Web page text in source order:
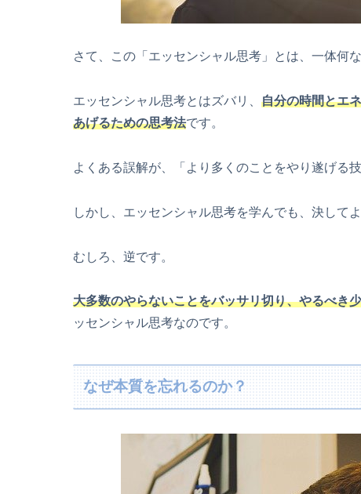
さて、この「エッセンシャル思考」とは、一体何
エッセンシャル思考とはズバリ、 自分の時間とエ
あげるための思考法です。
よくある誤解が、「より多くのことをやり遂げる
しかし、エッセンシャル思考を学んでも、決して
むしろ、逆です。
大多数のやらないことをバッサリ切り、やるべき
ッセンシャル思考なのです。
なぜ本質を忘れるのか？